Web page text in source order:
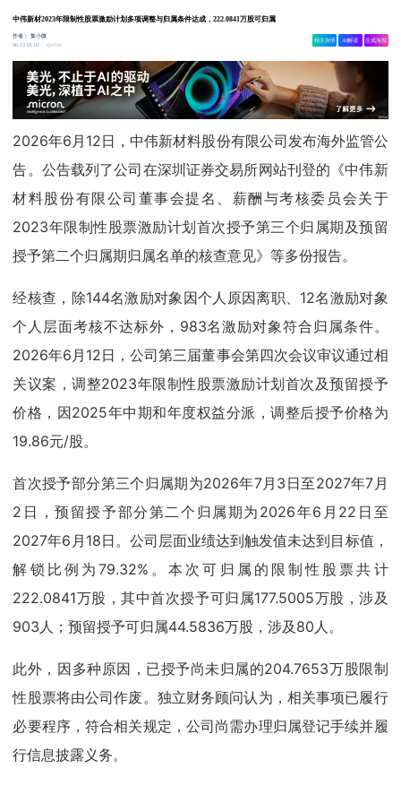
中伟新材2023年限制性股票激励计划多项调整与归属条件达成，222.0841万股可归属
作者：集小微
06-13 01:02
4344
相关舆情 AI解读 生成海报
2026年6月12日，中伟新材料股份有限公司发布海外监管公
告。公告载列了公司在深圳证券交易所网站刊登的《中伟新
材料股份有限公司董事会提名、薪酬与考核委员会关于
2023年限制性股票激励计划首次授予第三个归属期及预留
授予第二个归属期归属名单的核查意见》等多份报告。
经核查，除144名激励对象因个人原因离职、12名激励对象
个人层面考核不达标外，983名激励对象符合归属条件。
2026年6月12日，公司第三届董事会第四次会议审议通过相
关议案，调整2023年限制性股票激励计划首次及预留授予
价格，因2025年中期和年度权益分派，调整后授予价格为
19.86元/股。
首次授予部分第三个归属期为2026年7月3日至2027年7月
2日，预留授予部分第二个归属期为2026年6月22日至
2027年6月18日。公司层面业绩达到触发值未达到目标值，
解锁比例为79.32%。本次可归属的限制性股票共计
222.0841万股，其中首次授予可归属177.5005万股，涉及
903人；预留授予可归属44.5836万股，涉及80人。
此外，因多种原因，已授予尚未归属的204.7653万股限制
性股票将由公司作废。独立财务顾问认为，相关事项已履行
必要程序，符合相关规定，公司尚需办理归属登记手续并履
行信息披露义务。